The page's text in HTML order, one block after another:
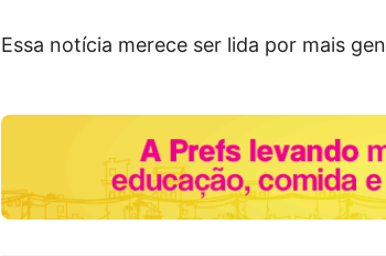
Essa notícia merece ser lida por mais